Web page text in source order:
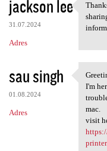
jackson lee
31.07.2024
Adres
sau singh
01.08.2024
Adres
I'm
mac.
visit